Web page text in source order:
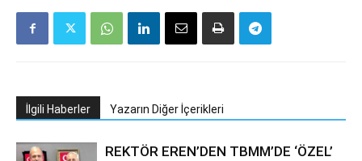
İlgili Haberler Yazarın Diğer İçerikleri
REKTÖR EREN’DEN TBMM’DE ‘ÖZEL’